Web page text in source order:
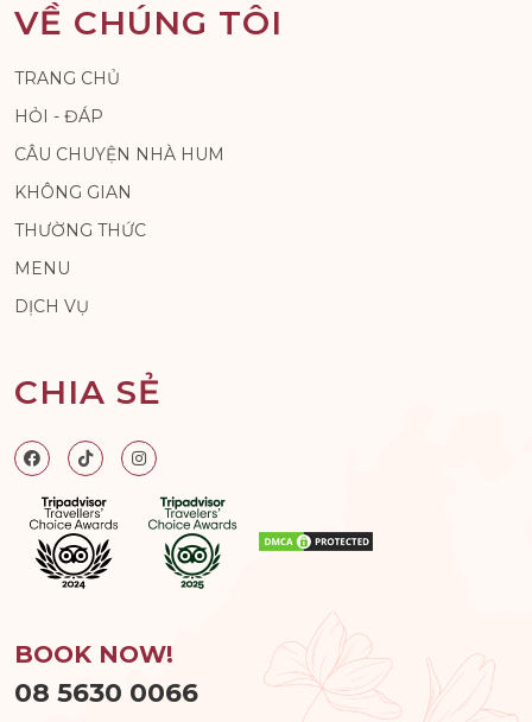
VỀ CHÚNG TÔI
TRANG CHỦ
HỎI - ĐÁP
CÂU CHUYỆN NHÀ HUM
KHÔNG GIAN
THƯỜNG THỨC
MENU
DỊCH VỤ
CHIA SẺ
BOOK NOW!
08 5630 0066